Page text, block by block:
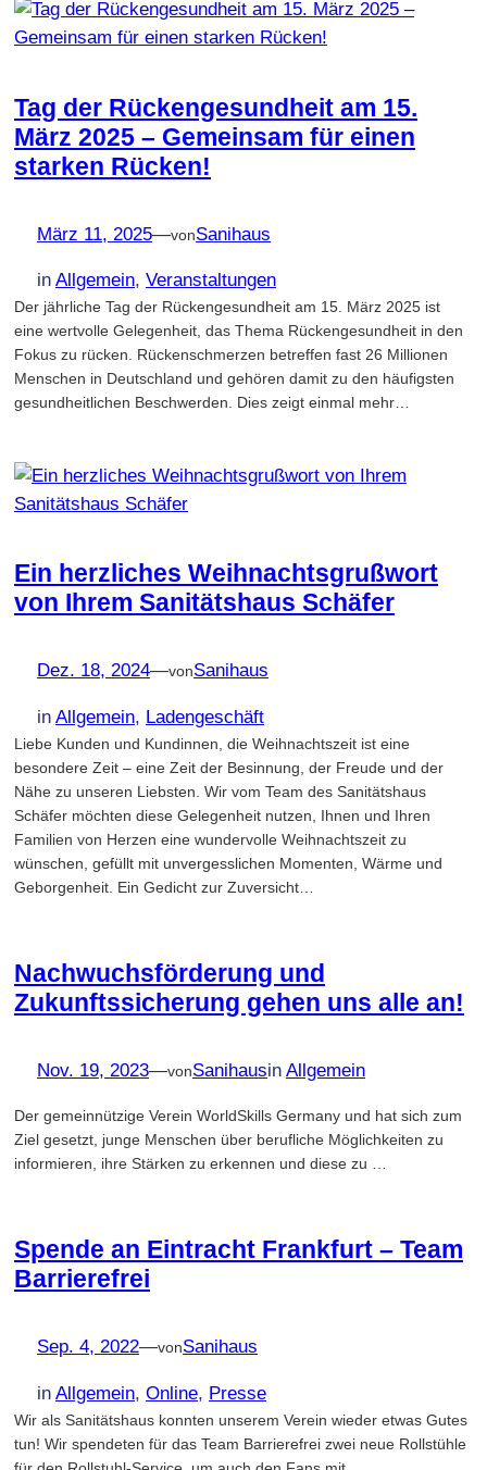
Tag der Rückengesundheit am 15.
März 2025 – Gemeinsam für einen
starken Rücken!
März 11, 2025—vonSanihaus
in Allgemein, Veranstaltungen
Der jährliche Tag der Rückengesundheit am 15. März 2025 ist
eine wertvolle Gelegenheit, das Thema Rückengesundheit in den
Fokus zu rücken. Rückenschmerzen betreffen fast 26 Millionen
Menschen in Deutschland und gehören damit zu den häufigsten
gesundheitlichen Beschwerden. Dies zeigt einmal mehr…
Ein herzliches Weihnachtsgrußwort
von Ihrem Sanitätshaus Schäfer
Dez. 18, 2024—vonSanihaus
in Allgemein, Ladengeschäft
Liebe Kunden und Kundinnen, die Weihnachtszeit ist eine
besondere Zeit – eine Zeit der Besinnung, der Freude und der
Nähe zu unseren Liebsten. Wir vom Team des Sanitätshaus
Schäfer möchten diese Gelegenheit nutzen, Ihnen und Ihren
Familien von Herzen eine wundervolle Weihnachtszeit zu
wünschen, gefüllt mit unvergesslichen Momenten, Wärme und
Geborgenheit. Ein Gedicht zur Zuversicht…
Nachwuchsförderung und
Zukunftssicherung gehen uns alle an!
Nov. 19, 2023—vonSanihausin Allgemein
Der gemeinnützige Verein WorldSkills Germany und hat sich zum
Ziel gesetzt, junge Menschen über berufliche Möglichkeiten zu
informieren, ihre Stärken zu erkennen und diese zu …
Spende an Eintracht Frankfurt – Team
Barrierefrei
Sep. 4, 2022—vonSanihaus
in Allgemein, Online, Presse
Wir als Sanitätshaus konnten unserem Verein wieder etwas Gutes
tun! Wir spendeten für das Team Barrierefrei zwei neue Rollstühle